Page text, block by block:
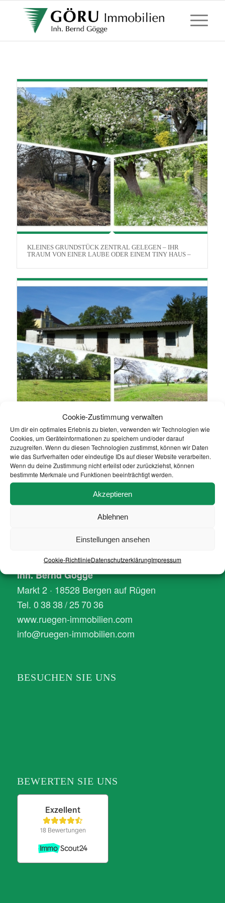
Cookie-Zustimmung verwalten
Um dir ein optimales Erlebnis zu bieten, verwenden wir Technologien wie
Cookies, um Geräteinformationen zu speichern und/oder darauf
zuzugreifen. Wenn du diesen Technologien zustimmst, können wir Daten
wie das Surfverhalten oder eindeutige IDs auf dieser Website verarbeiten.
Wenn du deine Zustimmung nicht erteilst oder zurückziehst, können
bestimmte Merkmale und Funktionen beeinträchtigt werden.
Akzeptieren
Ablehnen
Einstellungen ansehen
Cookie-RichtlinieDatenschutzerklärungImpressum
KLEINES GRUNDSTÜCK ZENTRAL GELEGEN – IHR
TRAUM VON EINER LAUBE ODER EINEM TINY HAUS –
GROSSZÜGIGES FREIZEITGRUNDSTÜCK ZUM E
NTFALTEN
IMMOBILIENMAKLER RÜGEN
GÖRU Immobilien
Inh. Bernd Gögge
Markt 2 · 18528 Bergen auf Rügen
Tel. 0 38 38 / 25 70 36
www.ruegen-immobilien.com
info@ruegen-immobilien.com
BESUCHEN SIE UNS
BEWERTEN SIE UNS